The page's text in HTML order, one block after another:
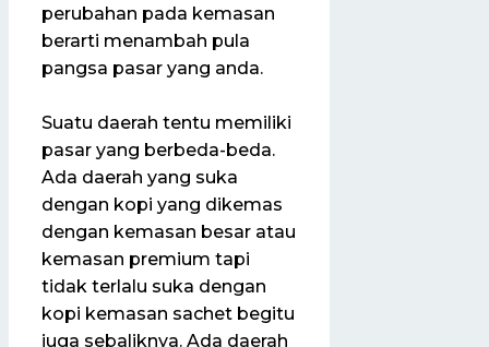
perubahan pada kemasan
berarti menambah pula
pangsa pasar yang anda.
Suatu daerah tentu memiliki
pasar yang berbeda-beda.
Ada daerah yang suka
dengan kopi yang dikemas
dengan kemasan besar atau
kemasan premium tapi
tidak terlalu suka dengan
kopi kemasan sachet begitu
juga sebaliknya. Ada daerah